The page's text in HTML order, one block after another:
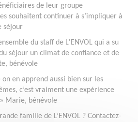
de leur groupe
souhaitent continuer à s’impliquer à
séjour
du staff de L'ENVOL qui a su
séjour un climat de confiance et de
bénévole
en apprend aussi bien sur les
c’est vraiment une expérience
Marie, bénévole
famille de L’ENVOL ? Contactez-